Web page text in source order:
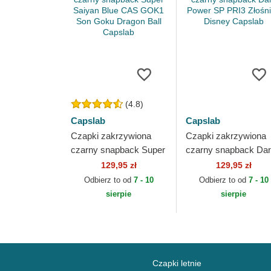
(4.8)
Capslab
Czapki zakrzywiona
czarny snapback Super
Saiyan Blue CAS GOK1
Son Goku Dragon Ball
129,95 zł
Odbierz to od 7 - 10
sierpie
Capslab
Czapki zakrzywiona
czarny snapback
Power SP PRI3
Złośnica Disney
129,95 zł
Odbierz to od 7 - 10
sierpie
Czapki letnie